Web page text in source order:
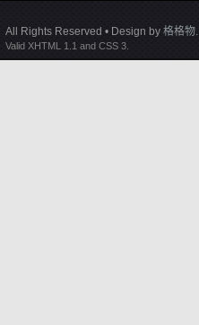
All Rights Reserved • Design by 格格物.
Valid XHTML 1.1 and CSS 3.